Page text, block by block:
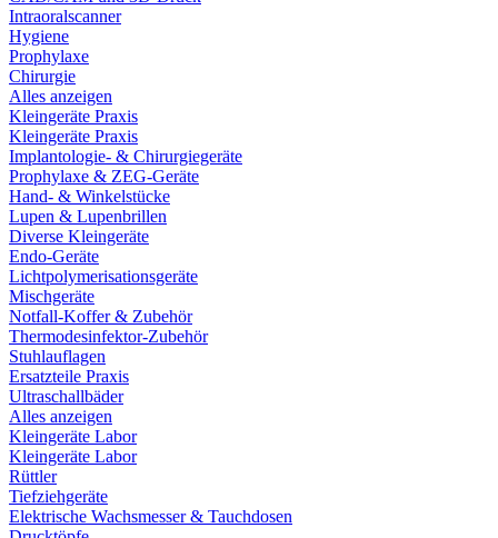
Intraoralscanner
Hygiene
Prophylaxe
Chirurgie
Alles anzeigen
Kleingeräte Praxis
Kleingeräte Praxis
Implantologie- & Chirurgiegeräte
Prophylaxe & ZEG-Geräte
Hand- & Winkelstücke
Lupen & Lupenbrillen
Diverse Kleingeräte
Endo-Geräte
Lichtpolymerisationsgeräte
Mischgeräte
Notfall-Koffer & Zubehör
Thermodesinfektor-Zubehör
Stuhlauflagen
Ersatzteile Praxis
Ultraschallbäder
Alles anzeigen
Kleingeräte Labor
Kleingeräte Labor
Rüttler
Tiefziehgeräte
Elektrische Wachsmesser & Tauchdosen